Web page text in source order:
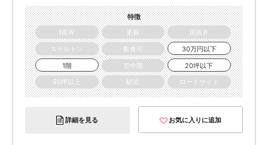
特徴
NEW
更新
居抜き
スケルトン
飲食可
30万円以下
1階
空中階
20坪以下
50坪以上
駅近 ロードサイド
詳細を見る お気に入りに追加